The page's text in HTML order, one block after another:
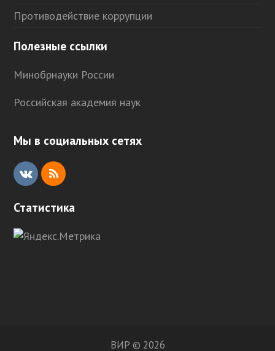
Противодействие коррупции
Полезные ссылки
Минобрнауки России
Российская академия наук
Мы в социальных сетях
V
R
Статистика
ВИР © 2026